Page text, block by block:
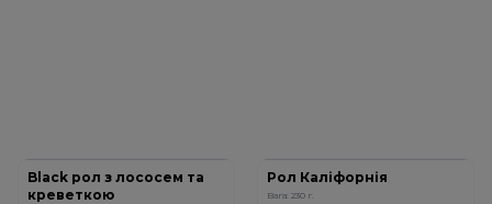
Black рол з лососем та
креветкою
Рол Каліфорнія
Вага: 230 г.